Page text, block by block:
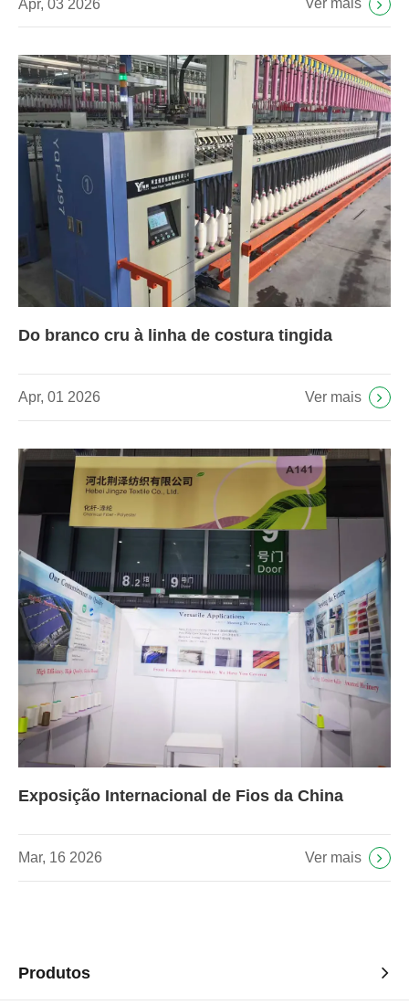
Apr, 03 2026 Ver mais
Do branco cru à linha de costura tingida
Apr, 01 2026 Ver mais
Exposição Internacional de Fios da China
Mar, 16 2026 Ver mais
Produtos